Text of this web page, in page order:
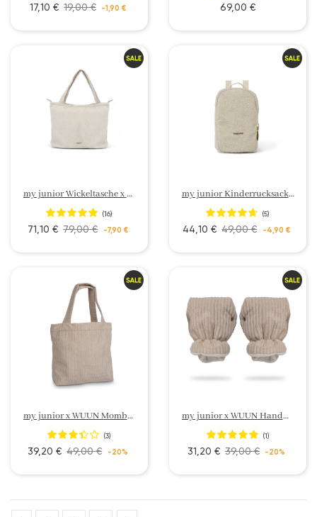
17,10 € 19,00 € -1,90 € 69,00 €
my junior Wickeltasche x Sarah Engels
(16)
71,10 € 79,00 € -7,90 €
my junior Kinderrucksack x Sarah Engels
(5)
44,10 € 49,00 € -4,90 €
my junior x WUUN Mombag
(3)
39,20 € 49,00 € -20%
my junior x WUUN Handmuff
(1)
31,20 € 39,00 € -20%